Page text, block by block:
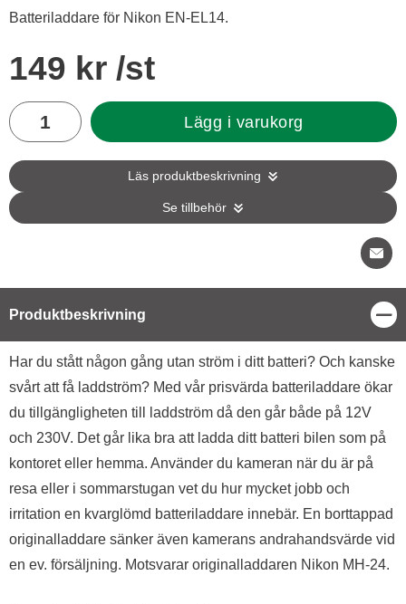
Batteriladdare för Nikon EN-EL14.
pris
149 kr /st
antal
Lägg i varukorg
Läs produktbeskrivning
Se tillbehör
Produktbeskrivning
Produktbeskrivning
Har du stått någon gång utan ström i ditt batteri? Och kanske
svårt att få laddström? Med vår prisvärda batteriladdare ökar
du tillgängligheten till laddström då den går både på 12V
och 230V. Det går lika bra att ladda ditt batteri bilen som på
kontoret eller hemma. Använder du kameran när du är på
resa eller i sommarstugan vet du hur mycket jobb och
irritation en kvarglömd batteriladdare innebär. En borttappad
originalladdare sänker även kamerans andrahandsvärde vid
en ev. försäljning. Motsvarar originalladdaren Nikon MH-24.